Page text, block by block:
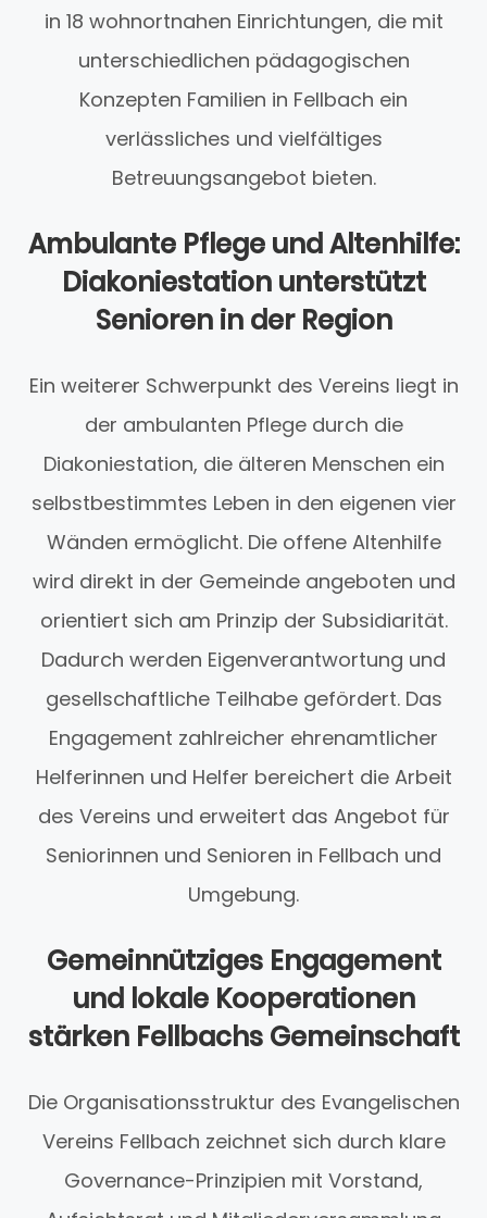
in 18 wohnortnahen Einrichtungen, die mit
unterschiedlichen pädagogischen
Konzepten Familien in Fellbach ein
verlässliches und vielfältiges
Betreuungsangebot bieten.
Ambulante Pflege und Altenhilfe:
Diakoniestation unterstützt
Senioren in der Region
Ein weiterer Schwerpunkt des Vereins liegt in
der ambulanten Pflege durch die
Diakoniestation, die älteren Menschen ein
selbstbestimmtes Leben in den eigenen vier
Wänden ermöglicht. Die offene Altenhilfe
wird direkt in der Gemeinde angeboten und
orientiert sich am Prinzip der Subsidiarität.
Dadurch werden Eigenverantwortung und
gesellschaftliche Teilhabe gefördert. Das
Engagement zahlreicher ehrenamtlicher
Helferinnen und Helfer bereichert die Arbeit
des Vereins und erweitert das Angebot für
Seniorinnen und Senioren in Fellbach und
Umgebung.
Gemeinnütziges Engagement
und lokale Kooperationen
stärken Fellbachs Gemeinschaft
Die Organisationsstruktur des Evangelischen
Vereins Fellbach zeichnet sich durch klare
Governance-Prinzipien mit Vorstand,